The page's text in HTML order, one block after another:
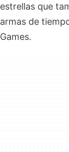
estrellas que
armas de
Games.